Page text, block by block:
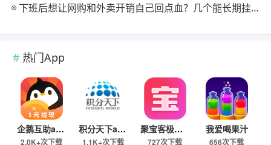
下班后想让网购和外卖开销自己回点血？几个能长期挂机的返利入口实测
热门App
企鹅互助app
2.0K+次下载
积分天下app
1.1K+次下载
聚宝客极速版
727次下载
我爱喝果汁
656次下载